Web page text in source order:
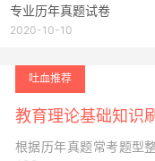
专业历年真题试卷
2020-10-10
吐血推荐
教育理论基础知识
根据历年真题常考题型